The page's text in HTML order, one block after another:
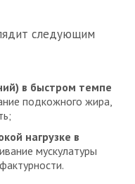
следующим
в быстром темпе
подкожного жира,
нагрузке в
мускулатуры